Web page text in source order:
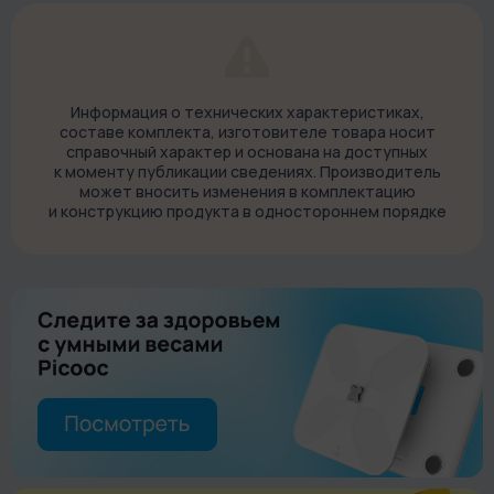
удобно использовать дома и в дороге, для самомассажа и
для профессиональных процедур. Весит массажер всего
Тепловой массаж
кровообращение в тканях и способствует улучшению
мышечной подвижности.
4 скорости работы и 2 режима
При помощи кнопки на корпусе можно включить одну из 4
скоростей работы: от 1200 до 2200 об./мин. На выбор — два
режима: статичный для равномерного прогревания мышц и
Информация о технических характеристиках,
составе комплекта, изготовителе товара носит
справочный характер и основана на доступных
к моменту публикации сведениях. Производитель
может вносить изменения в комплектацию
и конструкцию продукта в одностороннем порядке